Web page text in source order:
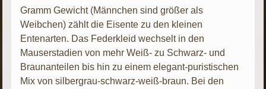
Gramm Gewicht (Männchen sind größer als
Weibchen) zählt die Eisente zu den kleinen
Entenarten. Das Federkleid wechselt in den
Mauserstadien von mehr Weiß- zu Schwarz- und
Braunanteilen bis hin zu einem elegant-puristischen
Mix von silbergrau-schwarz-weiß-braun. Bei den